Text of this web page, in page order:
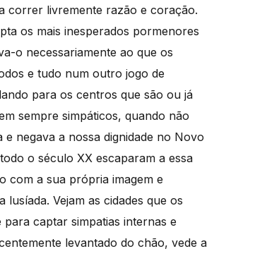
correr livremente razão e coração.
os mais inesperados pormenores
o necessariamente ao que os
e tudo num outro jogo de
para os centros que são ou já
sempre simpáticos, quando não
negava a nossa dignidade no Novo
o século XX escaparam a essa
com a sua própria imagem e
Vejam as cidades que os
captar simpatias internas e
levantado do chão, vede a